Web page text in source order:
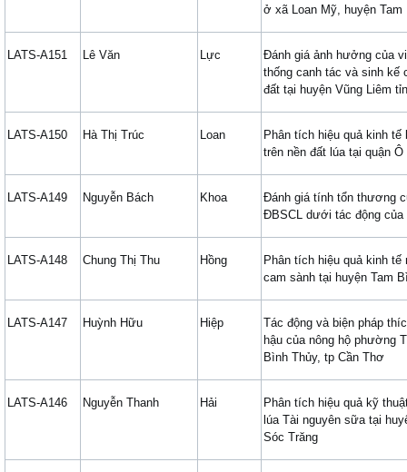
ở xã Loan Mỹ, huyện Tam
LATS-A151 Lê Văn Lực
Đánh giá ảnh hưởng của
thống canh tác và sinh kế
đất tại huyện Vũng Liêm
LATS-A150 Hà Thị Trúc Loan
Phân tích hiệu quả kinh
trên nền đất lúa tại quận
LATS-A149 Nguyễn Bách Khoa
Đánh giá tính tổn thương
ĐBSCL dưới tác động của
LATS-A148 Chung Thị Thu Hồng
Phân tích hiệu quả kinh tế
cam sành tại huyện Tam
LATS-A147 Huỳnh Hữu Hiệp
Tác động và biện pháp
hậu của nông hộ phường
Bình Thủy, tp Cần Thơ
LATS-A146 Nguyễn Thanh Hải
Phân tích hiệu quả kỹ
lúa Tài nguyên sữa tại
Sóc Trăng